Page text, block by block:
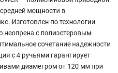
мощности в
Изготовлен по технологии
неопрена с полиэстеровым
сочетание надежности
с 4 ручьями гарантирует
диаметром от 120 мм при